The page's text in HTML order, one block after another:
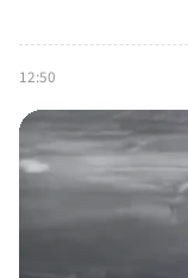
12:50